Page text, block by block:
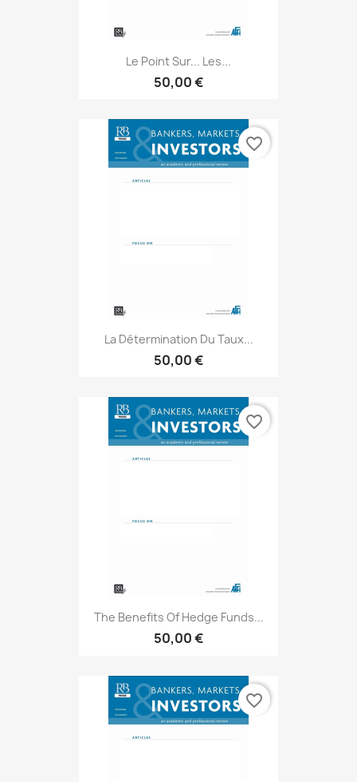
Le Point Sur... Les...
50,00 €
La Détermination Du Taux...
50,00 €
favorite_border
The Benefits Of Hedge Funds...
50,00 €
favorite_border
favorite_border